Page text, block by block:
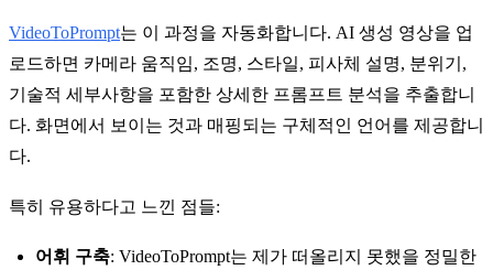
VideoToPrompt는 이 과정을 자동화합니다. AI 생성 영상을 업
로드하면 카메라 움직임, 조명, 스타일, 피사체 설명, 분위기,
기술적 세부사항을 포함한 상세한 프롬프트 분석을 추출합니
다. 화면에서 보이는 것과 매핑되는 구체적인 언어를 제공합니
다.
특히 유용하다고 느낀 점들:
어휘 구축: VideoToPrompt는 제가 떠올리지 못했을 정밀한